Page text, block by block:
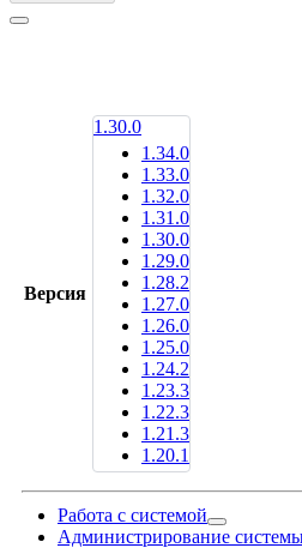
Версия
1.30.0
1.34.0
1.33.0
1.32.0
1.31.0
1.30.0
1.29.0
1.28.2
1.27.0
1.26.0
1.25.0
1.24.2
1.23.3
1.22.3
1.21.3
1.20.1
Работа с системой
Администрирование